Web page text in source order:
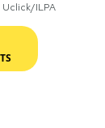
ILPA